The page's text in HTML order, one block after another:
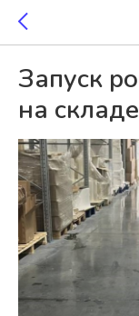
Запуск
на складе